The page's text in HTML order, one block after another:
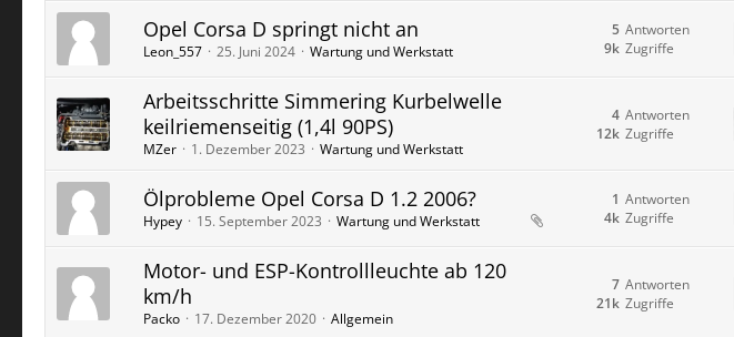
Opel Corsa D springt nicht an
Leon_557 25. Juni 2024 Wartung und Werkstatt
Antworten
5
Zugriffe
9k
Arbeitsschritte Simmering Kurbelwelle
keilriemenseitig (1,4l 90PS)
MZer 1. Dezember 2023 Wartung und Werkstatt
Antworten
4
Zugriffe
12k
Ölprobleme Opel Corsa D 1.2 2006?
Hypey 15. September 2023 Wartung und Werkstatt
Antworten
1
Zugriffe
4k
Motor- und ESP-Kontrollleuchte ab 120
km/h
Packo 17. Dezember 2020 Allgemein
Antworten
7
Zugriffe
21k